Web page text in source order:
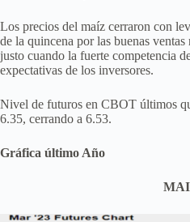
Los precios del maíz cerraron con
de la quincena por las buenas
justo cuando la fuerte competencia
expectativas de los inversores.
Nivel de futuros en CBOT últimos
6.35, cerrando a 6.53.
Gráfica último Año